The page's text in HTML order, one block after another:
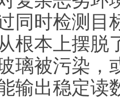
同时检测
根本上摆脱
璃被污染，
输出稳定读